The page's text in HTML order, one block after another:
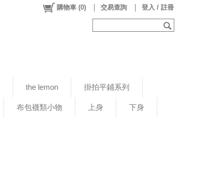
the lemon 掛拍平鋪系列
布包襪類小物 上身 下身
購物車 (0) 交易查詢 登入 / 註冊